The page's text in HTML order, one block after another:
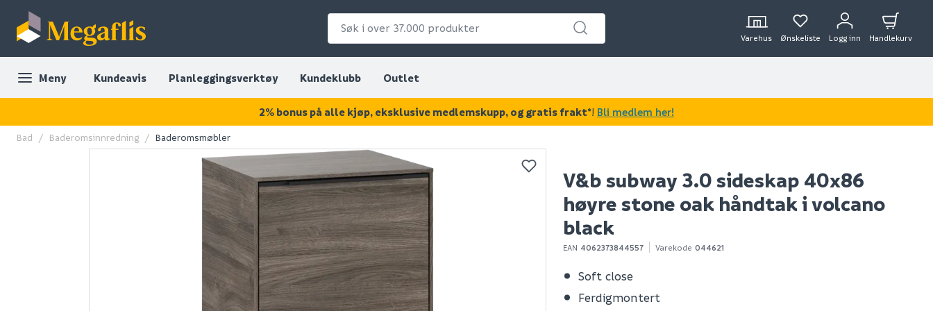
Varehus Ønskeliste Logg inn Handlekurv
Meny Kundeavis Planleggingsverktøy Kundeklubb Outlet
KAN DISSE VÆRE AV INTERESSE?
Bad Baderomsinnredning Baderomsmøbler
V&b subway 3.0 sideskap 40x86
høyre stone oak håndtak i volcano
black
EAN 4062373844557 Varekode 044621
Soft close
Ferdigmontert
2% bonus på alle kjøp, eksklusive medlemskupp, og gratis frakt*! Bli medlem her!